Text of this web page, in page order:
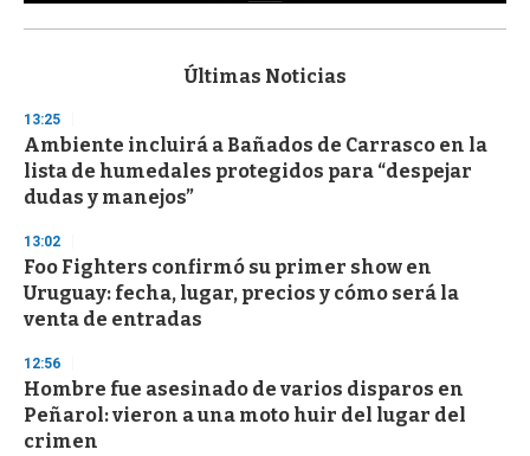
s
d
s
o
f
3
s
e
c
o
n
Últimas Noticias
13:25
Ambiente incluirá a Bañados de Carrasco en la
lista de humedales protegidos para “despejar
dudas y manejos”
13:02
Foo Fighters confirmó su primer show en
Uruguay: fecha, lugar, precios y cómo será la
venta de entradas
12:56
Hombre fue asesinado de varios disparos en
Peñarol: vieron a una moto huir del lugar del
crimen